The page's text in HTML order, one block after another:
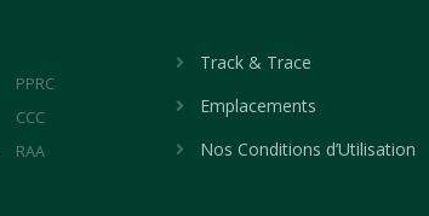
PPRC
CCC
RAA
Track & Trace
Emplacements
Nos Conditions d’Utilisation